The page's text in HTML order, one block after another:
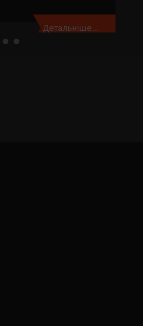
Детальніше...